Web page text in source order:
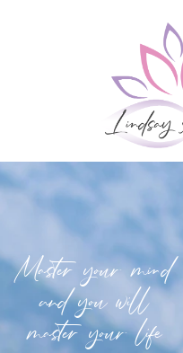
Master your mind
and you will
master your life